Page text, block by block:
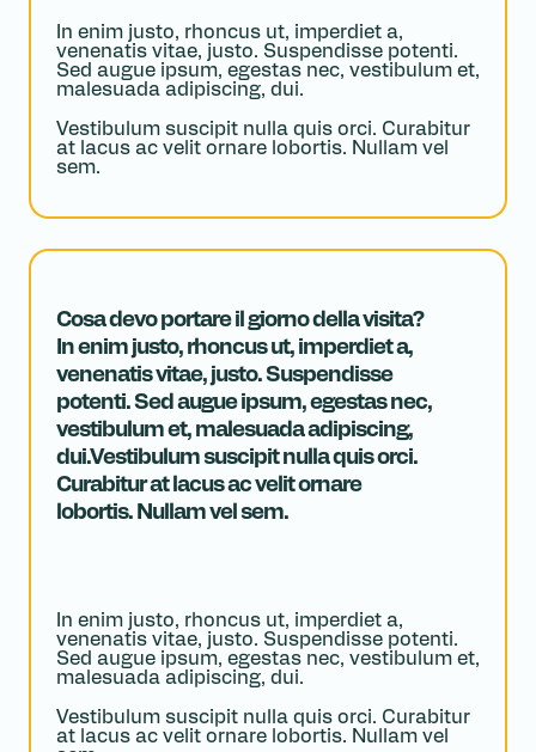
In enim justo, rhoncus ut, imperdiet a,
venenatis vitae, justo. Suspendisse potenti.
Sed augue ipsum, egestas nec, vestibulum et,
malesuada adipiscing, dui.
Vestibulum suscipit nulla quis orci. Curabitur
at lacus ac velit ornare lobortis. Nullam vel
sem.
Cosa devo portare il giorno della visita?
In enim justo, rhoncus ut, imperdiet a,
venenatis vitae, justo. Suspendisse
potenti. Sed augue ipsum, egestas nec,
vestibulum et, malesuada adipiscing,
dui.Vestibulum suscipit nulla quis orci.
Curabitur at lacus ac velit ornare
lobortis. Nullam vel sem.
In enim justo, rhoncus ut, imperdiet a,
venenatis vitae, justo. Suspendisse potenti.
Sed augue ipsum, egestas nec, vestibulum et,
malesuada adipiscing, dui.
Vestibulum suscipit nulla quis orci. Curabitur
at lacus ac velit ornare lobortis. Nullam vel